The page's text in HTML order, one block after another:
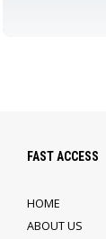
FAST ACCESS
HOME
ABOUT US